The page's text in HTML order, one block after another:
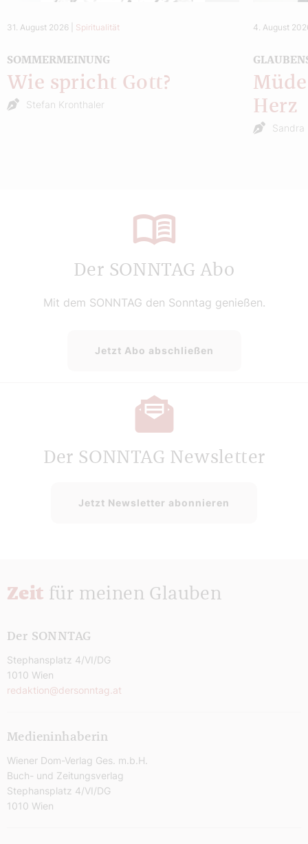
31. August 2026 Spiritualität
SOMMERMEINUNG
Wie spricht Gott?
Stefan Kronthaler
4. August
Herz
Sandra
Der SONNTAG Abo
Mit dem SONNTAG den Sonntag genießen.
Jetzt Abo abschließen
Der SONNTAG Newsletter
Jetzt Newsletter abonnieren
Zeit für meinen Glauben
Der SONNTAG
Stephansplatz 4/VI/DG
1010 Wien
redaktion@dersonntag.at
Medieninhaberin
Wiener Dom-Verlag Ges. m.b.H.
Buch- und Zeitungsverlag
Stephansplatz 4/VI/DG
1010 Wien